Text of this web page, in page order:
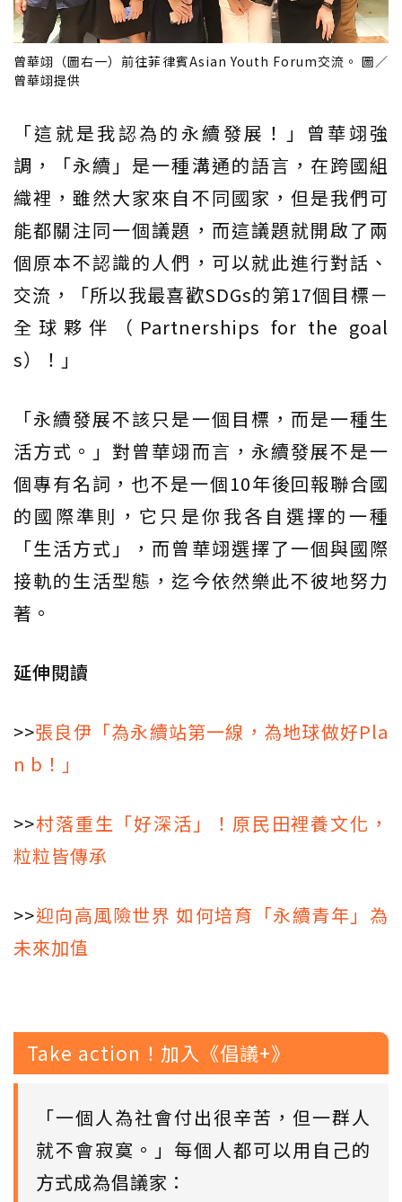
曾華翊（圖右一）前往菲律賓Asian Youth Forum交流。 圖／
曾華翊提供
「這就是我認為的永續發展！」曾華翊強
調，「永續」是一種溝通的語言，在跨國組
織裡，雖然大家來自不同國家，但是我們可
能都關注同一個議題，而這議題就開啟了兩
個原本不認識的人們，可以就此進行對話、
交流，「所以我最喜歡SDGs的第17個目標－
全球夥伴（Partnerships for the goal
s）！」
「永續發展不該只是一個目標，而是一種生
活方式。」對曾華翊而言，永續發展不是一
個專有名詞，也不是一個10年後回報聯合國
的國際準則，它只是你我各自選擇的一種
「生活方式」，而曾華翊選擇了一個與國際
接軌的生活型態，迄今依然樂此不彼地努力
著。
延伸閱讀
>>張良伊「為永續站第一線，為地球做好Pla
n b！」
>>村落重生「好深活」！原民田裡養文化，
粒粒皆傳承
>>迎向高風險世界 如何培育「永續青年」為
未來加值
Take action！加入《倡議+》
「一個人為社會付出很辛苦，但一群人
就不會寂寞。」每個人都可以用自己的
方式成為倡議家：